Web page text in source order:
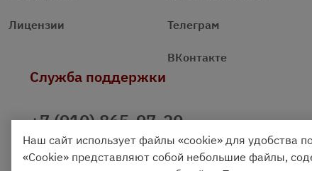
Лицензии Телеграм
ВКонтакте
Служба поддержки
+7 (910) 865-97-20
+7 (4842) 704 555
Наш сайт использует файлы «cookie» для удобства
«Cookie» представляют собой небольшие файлы,